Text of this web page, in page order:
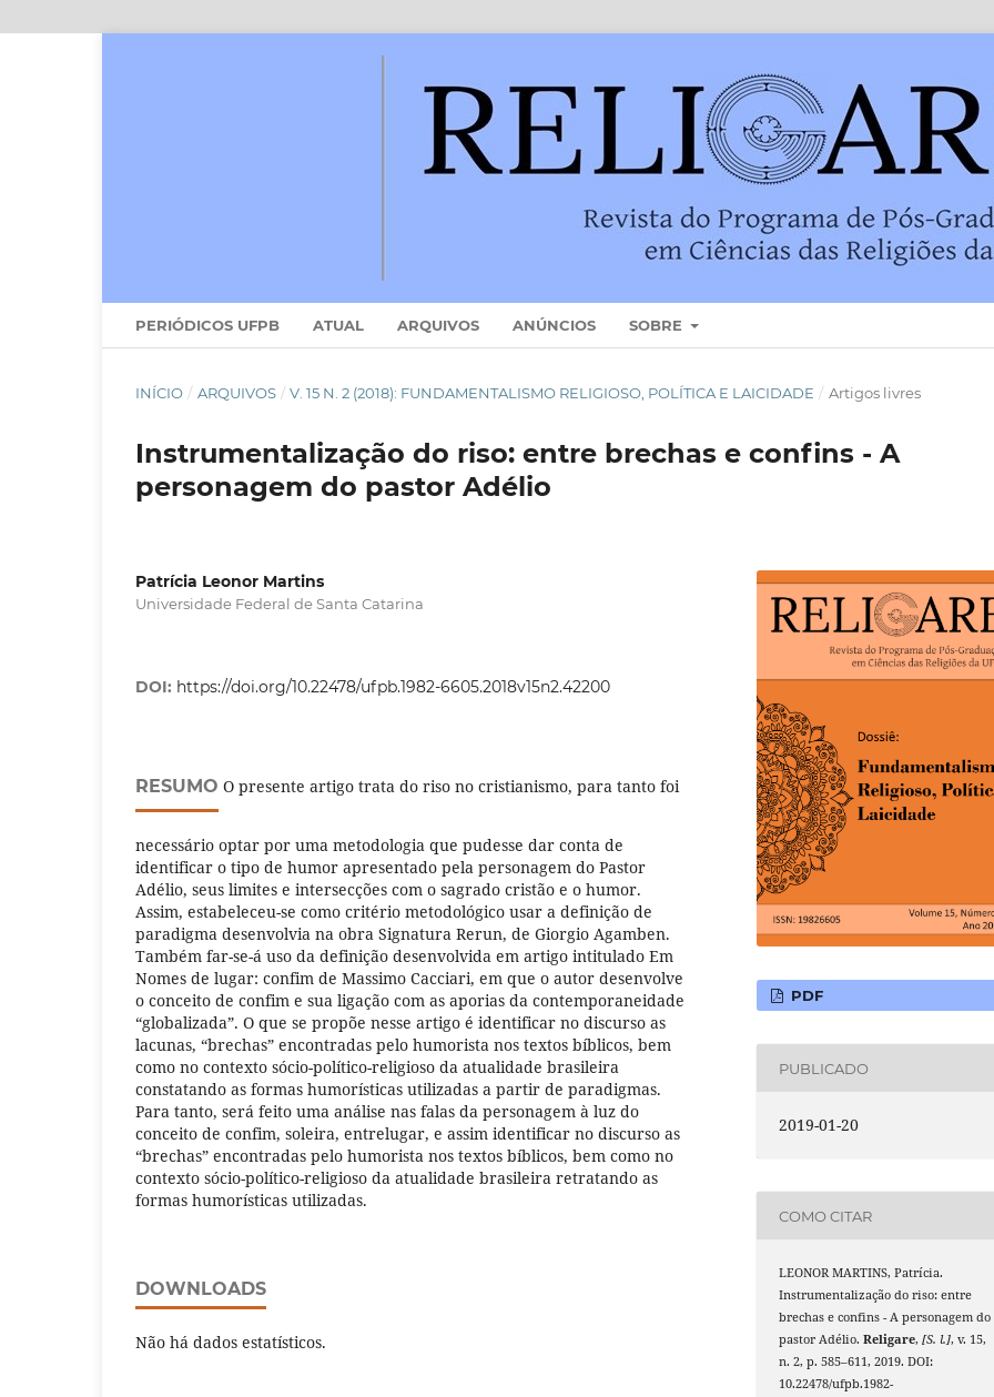
PERIÓDICOS UFPB ATUAL ARQUIVOS ANÚNCIOS SOBRE
INÍCIO / ARQUIVOS / V. 15 N. 2 (2018): FUNDAMENTALISMO RELIGIOSO, POLÍTICA E LAICIDADE / Artigos livres
Instrumentalização do riso: entre brechas e confins - A
personagem do pastor Adélio
Patrícia Leonor Martins
Universidade Federal de Santa Catarina
DOI: https://doi.org/10.22478/ufpb.1982-6605.2018v15n2.42200
RESUMO O presente artigo trata do riso no cristianismo, para tanto foi
necessário optar por uma metodologia que pudesse dar conta de
identificar o tipo de humor apresentado pela personagem do Pastor
Adélio, seus limites e intersecções com o sagrado cristão e o humor.
Assim, estabeleceu-se como critério metodológico usar a definição de
paradigma desenvolvia na obra Signatura Rerun, de Giorgio Agamben.
Também far-se-á uso da definição desenvolvida em artigo intitulado Em
Nomes de lugar: confim de Massimo Cacciari, em que o autor desenvolve
o conceito de confim e sua ligação com as aporias da contemporaneidade
“globalizada”. O que se propõe nesse artigo é identificar no discurso as
lacunas, “brechas” encontradas pelo humorista nos textos bíblicos, bem
como no contexto sócio-político-religioso da atualidade brasileira
constatando as formas humorísticas utilizadas a partir de paradigmas.
Para tanto, será feito uma análise nas falas da personagem à luz do
conceito de confim, soleira, entrelugar, e assim identificar no discurso as
“brechas” encontradas pelo humorista nos textos bíblicos, bem como no
contexto sócio-político-religioso da atualidade brasileira retratando as
formas humorísticas utilizadas.
DOWNLOADS
Não há dados estatísticos.
PDF
PUBLICADO
2019-01-20
COMO CITAR
LEONOR MARTINS, Patrícia.
Instrumentalização do riso: entre
brechas e confins - A personagem do
pastor Adélio.Religare,[S. l.], v. 15,
n. 2, p. 585–611, 2019. DOI:
10.22478/ufpb.1982-